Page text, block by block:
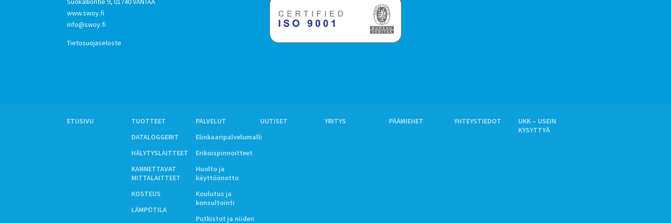
www.swoy.fi
info@swoy.fi
Tietosuojaseloste
ETUSIVU
TUOTTEET
DATALOGGERIT
HÄLYTYSLAITTEET
KANNETTAVAT
MITTALAITTEET
KOSTEUS
LÄMPÖTILA
PALVELUT
Elinkaaripalvelumalli
Erikoispinnoitteet
Huolto ja
käyttöönotto
Koulutus ja
konsultointi
Putkistot ja niiden
UUTISET YRITYS PÄÄMIEHET YHTEYSTIEDOT
UKK – USEIN
KYSYTTYÄ